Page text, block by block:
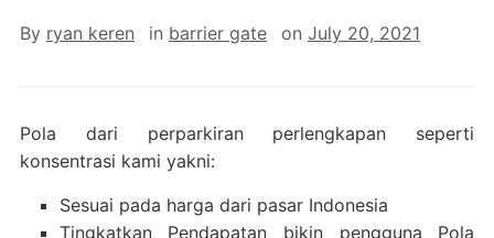
By ryan keren in barrier gate on July 20, 2021
Pola dari perparkiran perlengkapan seperti
konsentrasi kami yakni:
Sesuai pada harga dari pasar Indonesia
Tingkatkan Pendapatan bikin pengguna Pola